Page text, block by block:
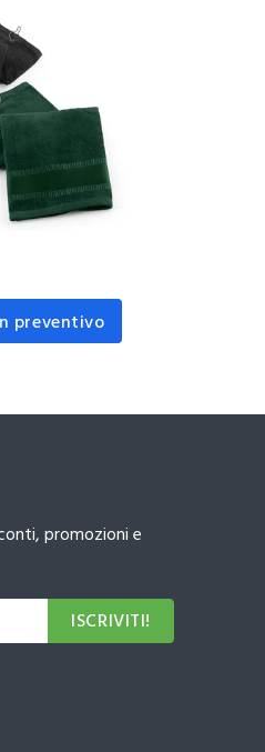
preventivo
promozioni e
ISCRIVITI!